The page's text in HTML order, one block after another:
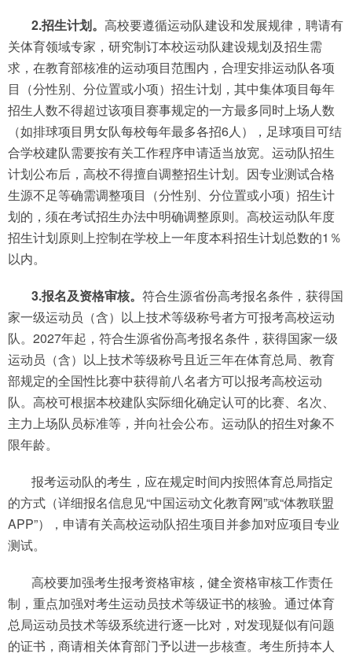
2.招生计划。 高校要遵循运动队建设和发展规律，聘请有
关体育领域专家，研究制订本校运动队建设规划及招生需
求，在教育部核准的运动项目范围内，合理安排运动队各项
目（分性别、分位置或小项）招生计划，其中集体项目每年
招生人数不得超过该项目赛事规定的一方最多同时上场人数
（如排球项目男女队每校每年最多各招6人），足球项目可结
合学校建队需要按有关工作程序申请适当放宽。运动队招生
计划公布后，高校不得擅自调整招生计划。因专业测试合格
生源不足等确需调整项目（分性别、分位置或小项）招生计
划的，须在考试招生办法中明确调整原则。高校运动队年度
招生计划原则上控制在学校上一年度本科招生计划总数的1％
以内。
3.报名及资格审核。 符合生源省份高考报名条件，获得国
家一级运动员（含）以上技术等级称号者方可报考高校运动
队。2027年起，符合生源省份高考报名条件，获得国家一级
运动员（含）以上技术等级称号且近三年在体育总局、教育
部规定的全国性比赛中获得前八名者方可以报考高校运动
队。高校可根据本校建队实际细化确定认可的比赛、名次、
主力上场队员标准等，并向社会公布。运动队的招生对象不
限年龄。
报考运动队的考生，应在规定时间内按照体育总局指定
的方式（详细报名信息见“中国运动文化教育网”或“体教联盟
APP”），申请有关高校运动队招生项目并参加对应项目专业
测试。
高校要加强考生报考资格审核，健全资格审核工作责任
制，重点加强对考生运动员技术等级证书的核验。通过体育
总局运动员技术等级系统进行逐一比对，对发现疑似有问题
的证书，商请相关体育部门予以进一步核查。考生所持本人